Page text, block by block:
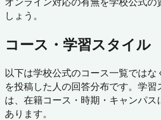
しょう。
コース・学習スタイル
以下は学校公式のコース一覧ではな
を投稿した人の回答分布です。学
は、在籍コース・時期・キャンパ
あります。